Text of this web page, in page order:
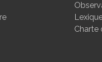
Charte